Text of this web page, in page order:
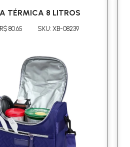
TÉRMICA 8 LITROS
R$ 80.65 SKU: XB-08239